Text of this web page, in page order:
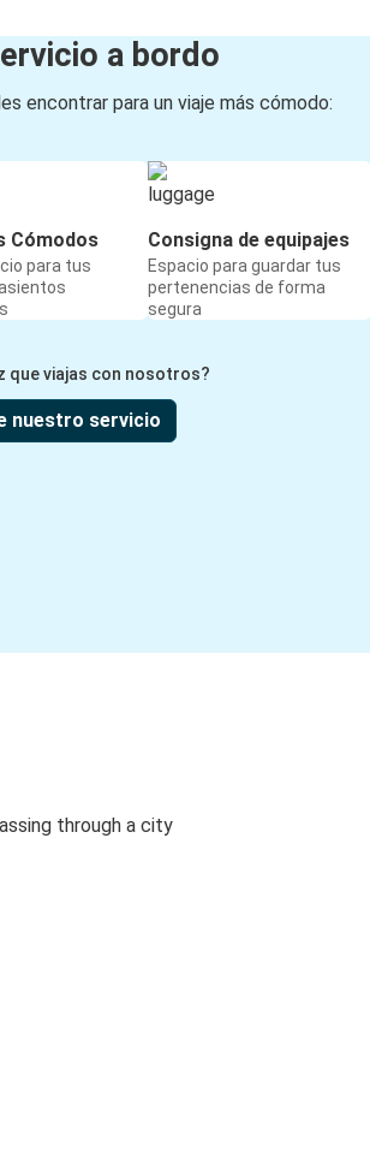
a bordo
encontrar para un viaje más cómodo:
Cómodos
para tus
Consigna de equipajes
Espacio para guardar tus
pertenencias de forma
segura
que viajas con nosotros?
nuestro servicio